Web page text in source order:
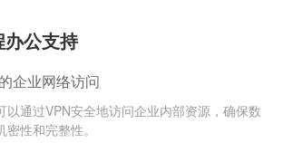
办公支持
企业网络访问
以通过VPN安全地访问企业内部资源，确保数
密性和完整性。